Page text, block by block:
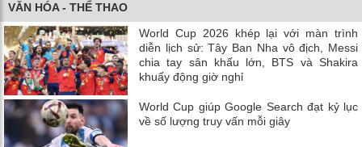
VĂN HÓA - THỂ THAO
World Cup 2026 khép lại với màn trình
diễn lịch sử: Tây Ban Nha vô địch, Messi
chia tay sân khấu lớn, BTS và Shakira
khuấy động giờ nghỉ
World Cup giúp Google Search đạt kỷ lục
về số lượng truy vấn mỗi giây